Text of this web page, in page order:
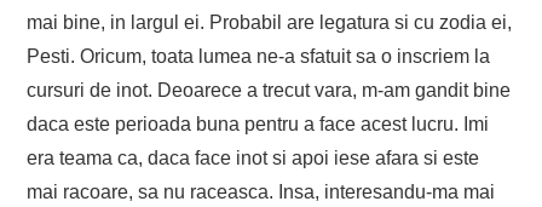
mai bine, in largul ei. Probabil are legatura si cu zodia ei,
Pesti. Oricum, toata lumea ne-a sfatuit sa o inscriem la
cursuri de inot. Deoarece a trecut vara, m-am gandit bine
daca este perioada buna pentru a face acest lucru. Imi
era teama ca, daca face inot si apoi iese afara si este
mai racoare, sa nu raceasca. Insa, interesandu-ma mai